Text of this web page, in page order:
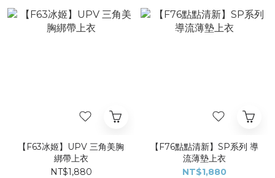
【F63冰姬】UPV 三角美胸
綁帶上衣
NT$1,880
【F76點點清新】SP系列 導
流薄墊上衣
NT$1,880